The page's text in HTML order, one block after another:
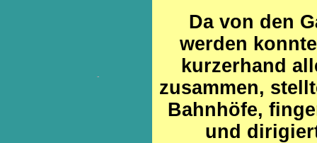
Da von den
werden
kurzerhand
zusammen,
Bahnhöfe,
und